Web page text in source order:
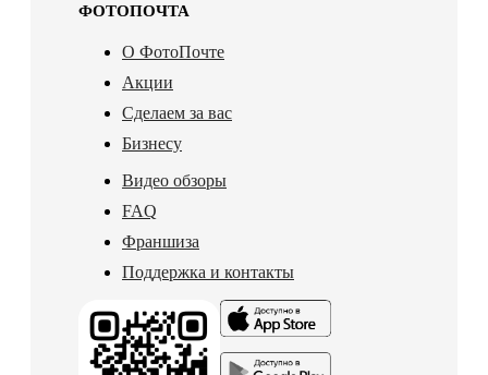
ФОТОПОЧТА
О ФотоПочте
Акции
Сделаем за вас
Бизнесу
Видео обзоры
FAQ
Франшиза
Поддержка и контакты